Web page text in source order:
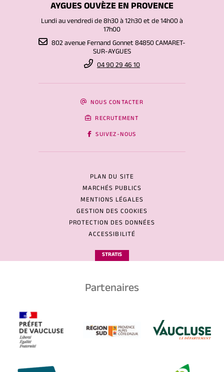
AYGUES OUVÈZE EN PROVENCE
Lundi au vendredi de 8h30 à 12h30 et de 14h00 à
17h00
802 avenue Fernand Gonnet 84850 CAMARET-
SUR-AYGUES
04 90 29 46 10
NOUS CONTACTER
RECRUTEMENT
SUIVEZ-NOUS
PLAN DU SITE
MARCHÉS PUBLICS
MENTIONS LÉGALES
GESTION DES COOKIES
PROTECTION DES DONNÉES
ACCESSIBILITÉ
STRATIS
Partenaires